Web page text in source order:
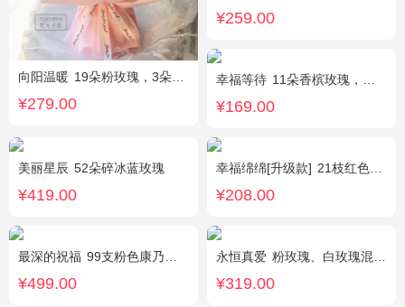
向阳温暖 19朵粉玫瑰，3朵向日葵，绿叶搭配
¥279.00
¥259.00
幸福等待 11朵香槟玫瑰，桔梗、满天星、绿叶搭配
¥169.00
美丽星辰 52朵碎冰蓝玫瑰
¥419.00
幸福绵绵[升级款] 21枝红色康乃馨，加拿大黄莺，满天星间插丰满
¥208.00
最深的祝福 99支粉色康乃馨，搭配绿叶、黄莺。
¥499.00
永恒真爱 粉玫瑰、白玫瑰混搭，共33朵，桔梗、尤加利搭配
¥319.00